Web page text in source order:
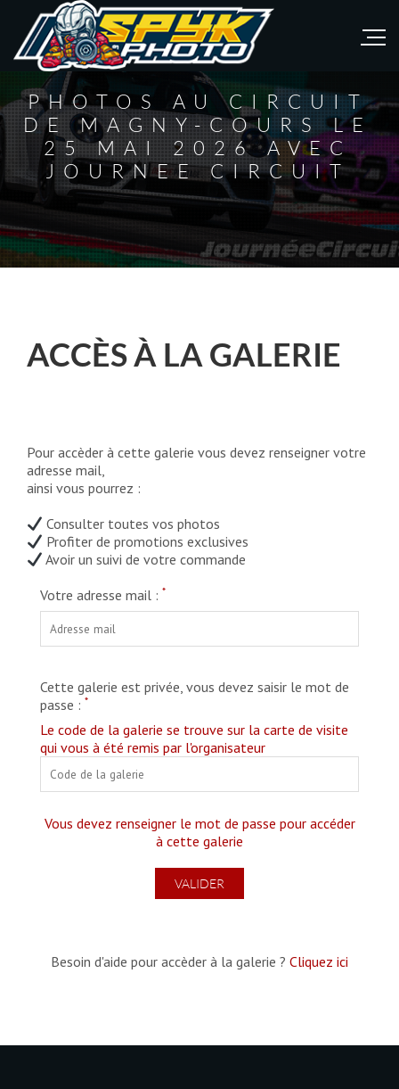
PHOTOS AU CIRCUIT
DE MAGNY-COURS LE
25 MAI 2026 AVEC
JOURNEE CIRCUIT
ACCÈS À LA GALERIE
Pour accèder à cette galerie vous devez renseigner votre
adresse mail,
ainsi vous pourrez :
Consulter toutes vos photos
Profiter de promotions exclusives
Avoir un suivi de votre commande
Votre adresse mail : *
Cette galerie est privée, vous devez saisir le mot de
passe : *
Le code de la galerie se trouve sur la carte de visite
qui vous à été remis par l'organisateur
Vous devez renseigner le mot de passe pour accéder
à cette galerie
Besoin d'aide pour accèder à la galerie ? Cliquez ici